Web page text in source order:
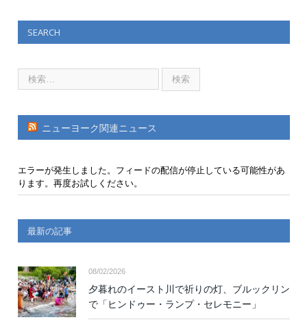
SEARCH
ニューヨーク関連ニュース
エラーが発生しました。フィードの配信が停止している可能性があ
ります。再度お試しください。
最新の記事
08/02/2026
夕暮れのイースト川で祈りの灯、ブルックリン
で「ヒンドゥー・ランプ・セレモニー」